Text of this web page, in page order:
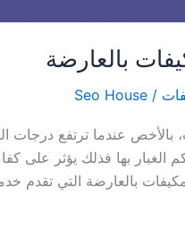
بالعارضة
/
Seo House
بالأخص عندما ترتفع
الغبار بها فذلك يؤثر على
بالعارضة التي تقدم